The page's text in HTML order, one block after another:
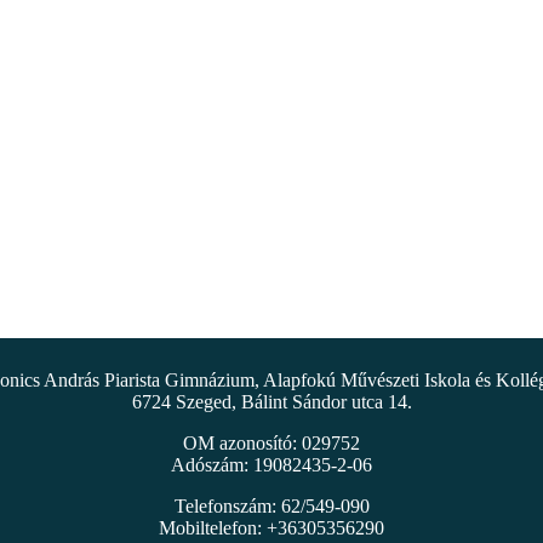
András Piarista Gimnázium, Alapfokú Művészeti Iskola és
6724 Szeged, Bálint Sándor utca 14.
OM azonosító: 029752
Adószám: 19082435-2-06
Telefonszám: 62/549-090
Mobiltelefon: +36305356290